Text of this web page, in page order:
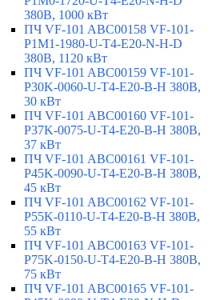
380В, 1000 кВт
ПЧ VF-101 ABC00158 VF-101-
P1M1-1980-U-T4-E20-N-H-D
380В, 1120 кВт
ПЧ VF-101 ABC00159 VF-101-
P30K-0060-U-T4-E20-B-H 380В,
30 кВт
ПЧ VF-101 ABC00160 VF-101-
P37K-0075-U-T4-E20-B-H 380В,
37 кВт
ПЧ VF-101 ABC00161 VF-101-
P45K-0090-U-T4-E20-B-H 380В,
45 кВт
ПЧ VF-101 ABC00162 VF-101-
P55K-0110-U-T4-E20-B-H 380В,
55 кВт
ПЧ VF-101 ABC00163 VF-101-
P75K-0150-U-T4-E20-B-H 380В,
75 кВт
ПЧ VF-101 ABC00165 VF-101-